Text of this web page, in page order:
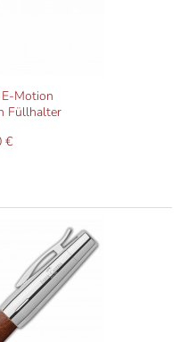
Motion
Füllhalter
€